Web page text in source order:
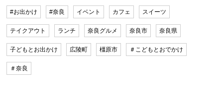
#お出かけ #奈良 イベント カフェ スイーツ
テイクアウト ランチ 奈良グルメ 奈良市 奈良県
子どもとお出かけ 広陵町 橿原市 ＃こどもとおでかけ
＃奈良